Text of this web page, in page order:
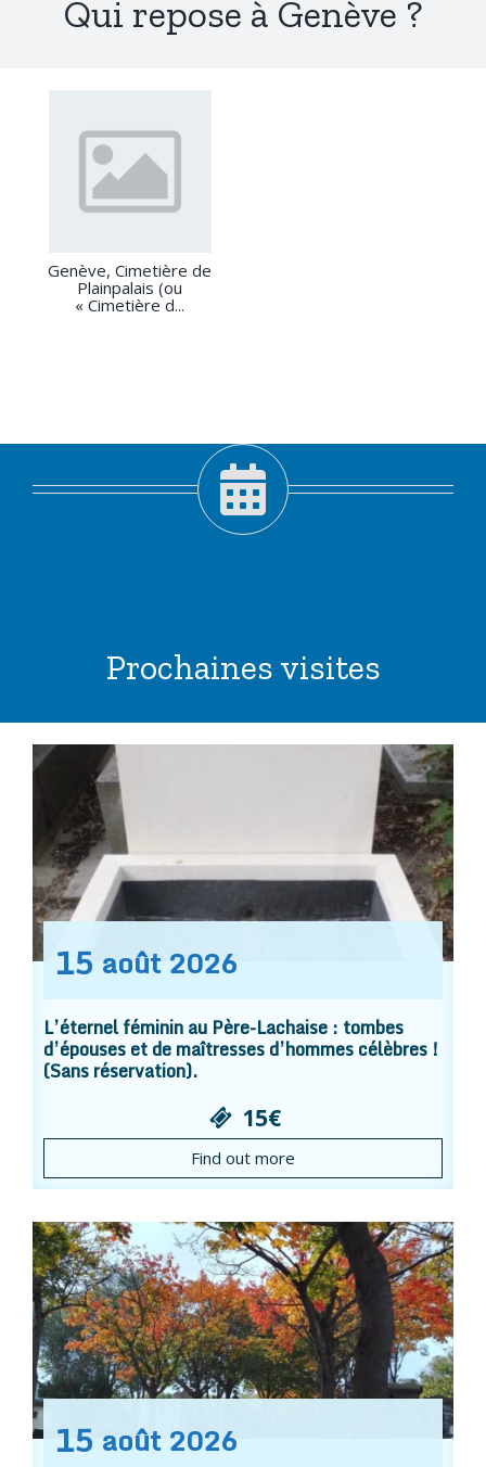
Qui repose à Genève ?
Genève, Cimetière de
Plainpalais (ou
« Cimetière d...
Prochaines visites
15 août 2026
L’éternel féminin au Père-Lachaise : tombes
d’épouses et de maîtresses d’hommes célèbres !
(Sans réservation).
15€
Find out more
15 août 2026